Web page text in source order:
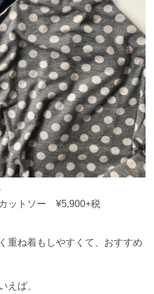
ットソー ¥5,900+税
重ね着もしやすくて、おすすめ
えば、